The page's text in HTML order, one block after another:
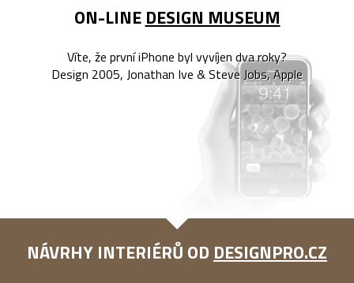
ON-LINE DESIGN MUSEUM
Víte, že první iPhone byl vyvíjen dva roky?
Design 2005, Jonathan Ive & Steve Jobs, Apple
NÁVRHY INTERIÉRŮ OD DESIGNPRO.CZ